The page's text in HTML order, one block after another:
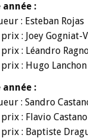
année :
: Esteban Rojas
: Joey Gogniat-
: Léandro
prix : Hugo Lanchon
année :
: Sandro
: Flavio Castano
prix : Baptiste